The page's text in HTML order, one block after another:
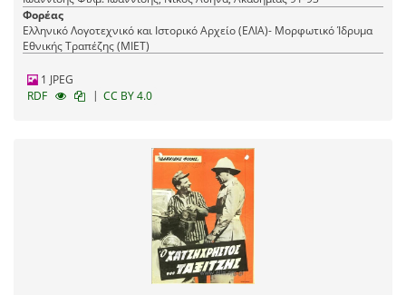
Φορέας
Ελληνικό Λογοτεχνικό και Ιστορικό Αρχείο (ΕΛΙΑ)- Μορφωτικό Ίδρυμα
Εθνικής Τραπέζης (ΜΙΕΤ)
1 JPEG
RDF
| CC BY 4.0